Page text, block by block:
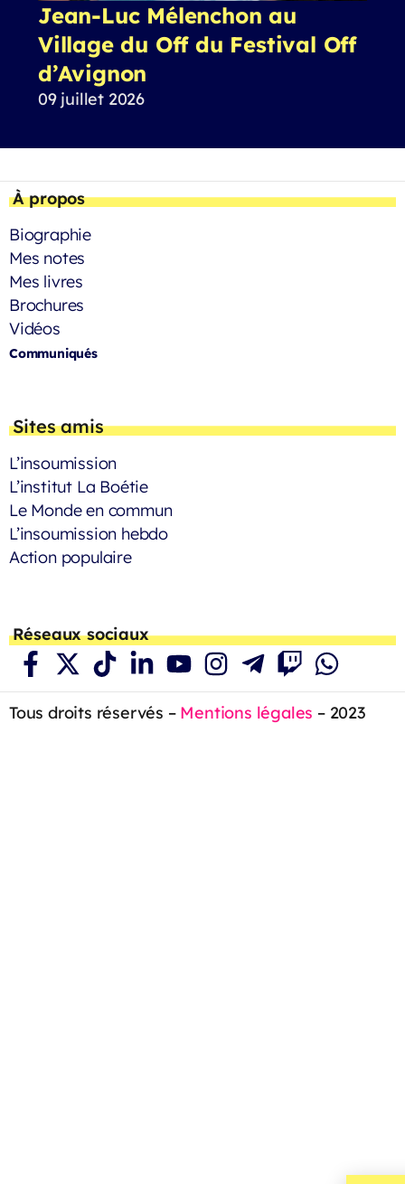
Jean-Luc Mélenchon au
Village du Off du Festival Off
d’Avignon
09 juillet 2026
À propos
Biographie
Mes notes
Mes livres
Brochures
Vidéos
Communiqués
Sites amis
L’insoumission
L’institut La Boétie
Le Monde en commun
L’insoumission hebdo
Action populaire
Réseaux sociaux
Tous droits réservés – Mentions légales – 2023